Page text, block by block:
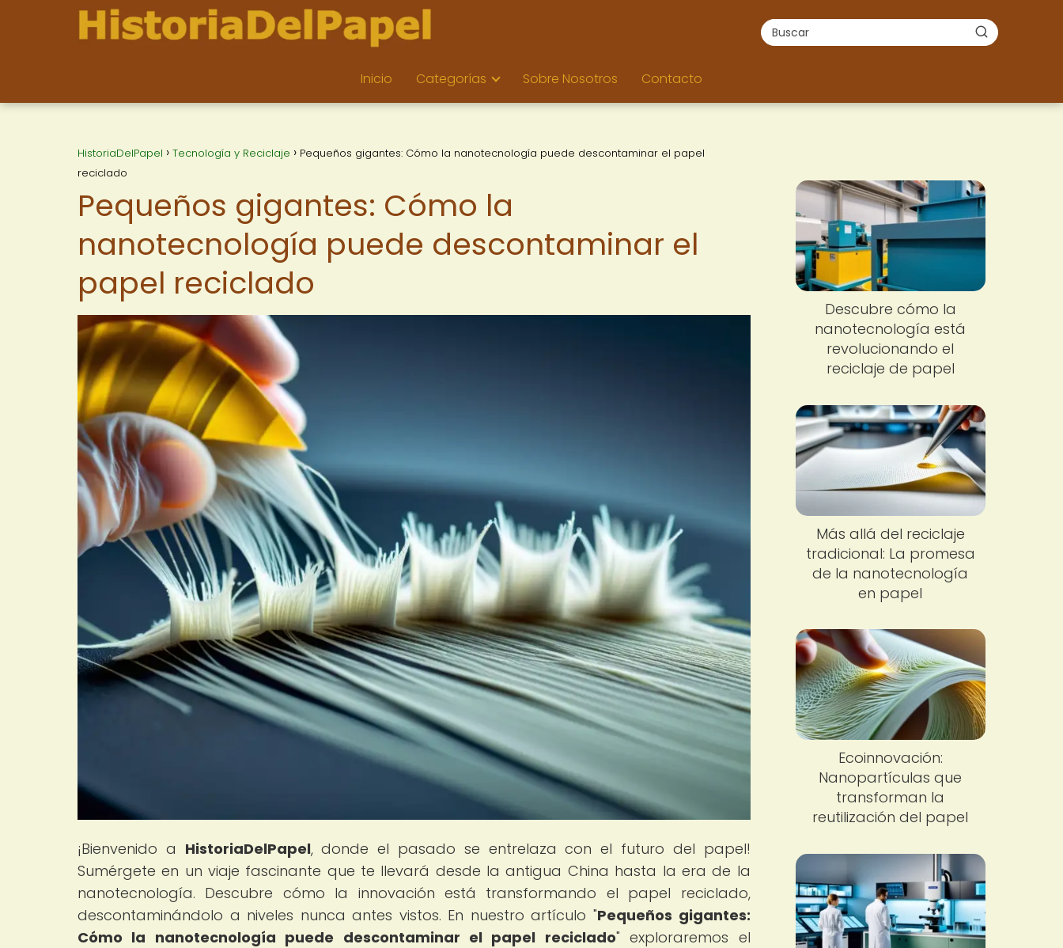
Inicio Categorías Sobre Nosotros Contacto
HistoriaDelPapel Tecnología y Reciclaje
Pequeños gigantes: Cómo la nanotecnología puede descontaminar el papel
reciclado
Pequeños gigantes: Cómo la
nanotecnología puede descontaminar el
papel reciclado
¡Bienvenido a HistoriaDelPapel, donde el pasado se entrelaza con el futuro del papel!
Sumérgete en un viaje fascinante que te llevará desde la antigua China hasta la era de la
nanotecnología. Descubre cómo la innovación está transformando el papel reciclado,
descontaminándolo a niveles nunca antes vistos. En nuestro artículo "Pequeños gigantes:
Cómo la nanotecnología puede descontaminar el papel reciclado" exploraremos el
Descubre cómo la
nanotecnología está
revolucionando el
reciclaje de papel
Más allá del reciclaje
tradicional: La promesa
de la nanotecnología
en papel
Ecoinnovación:
Nanopartículas que
transforman la
reutilización del papel